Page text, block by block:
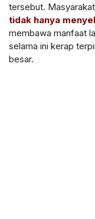
tersebut.
tidak hanya
membawa manfaat
selama ini kerap
besar.